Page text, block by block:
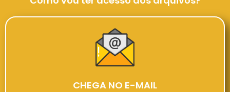
CHEGA NO E-MAIL